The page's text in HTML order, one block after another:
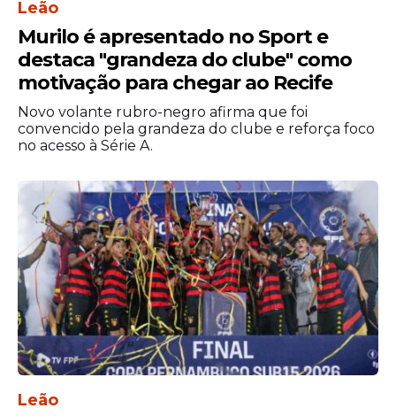
Leão
Murilo é apresentado no Sport e
destaca "grandeza do clube" como
motivação para chegar ao Recife
Novo volante rubro-negro afirma que foi
convencido pela grandeza do clube e reforça foco
no acesso à Série A.
Leão